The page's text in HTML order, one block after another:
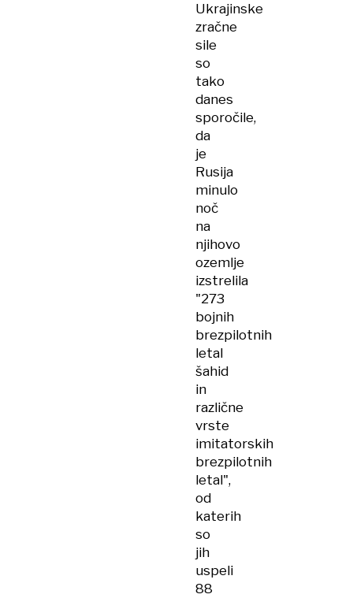
Ukrajinske
zračne
sile
so
tako
danes
sporočile,
da
je
Rusija
minulo
noč
na
njihovo
ozemlje
izstrelila
"273
bojnih
brezpilotnih
letal
šahid
in
različne
vrste
imitatorskih
brezpilotnih
letal",
od
katerih
so
jih
uspeli
88